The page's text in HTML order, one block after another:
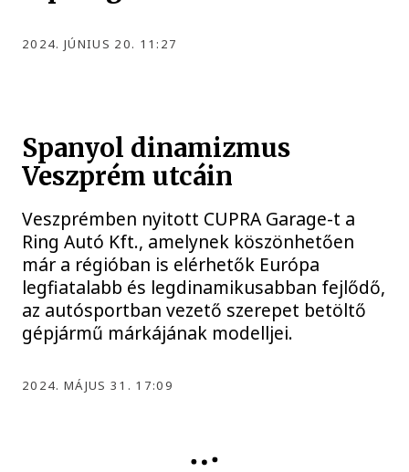
2024. JÚNIUS 20. 11:27
Spanyol dinamizmus
Veszprém utcáin
Veszprémben nyitott CUPRA Garage-t a
Ring Autó Kft., amelynek köszönhetően
már a régióban is elérhetők Európa
legfiatalabb és legdinamikusabban fejlődő,
az autósportban vezető szerepet betöltő
gépjármű márkájának modelljei.
2024. MÁJUS 31. 17:09